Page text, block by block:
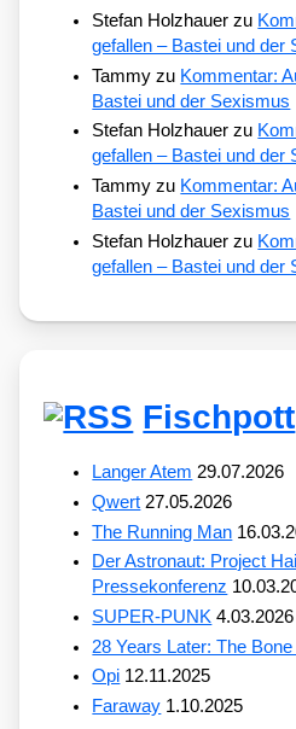
Stefan Holzhauer zu
gefallen – Bastei und der
Tammy zu Kommentar:
Bastei und der Sexismus
Stefan Holzhauer zu
gefallen – Bastei und der
Tammy zu Kommentar:
Bastei und der Sexismus
Stefan Holzhauer zu
gefallen – Bastei und der
Fischpott
Langer Atem 29.07.2026
Qwert 27.05.2026
The Running Man
Der Astronaut: Project
Pressekonferenz
SUPER-PUNK 4.03.2026
28 Years Later: The Bone
Opi 12.11.2025
Faraway 1.10.2025